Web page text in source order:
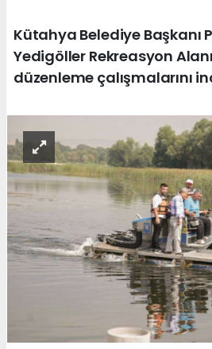
Kütahya Belediye Başkanı
Yedigöller Rekreasyon
düzenleme çalışmalarını